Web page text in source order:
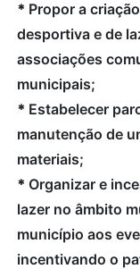
* Propor a
desportiva e de
associações
municipais;
* Estabelecer
manutenção de
materiais;
* Organizar e
lazer no âmbito
município aos
incentivando o